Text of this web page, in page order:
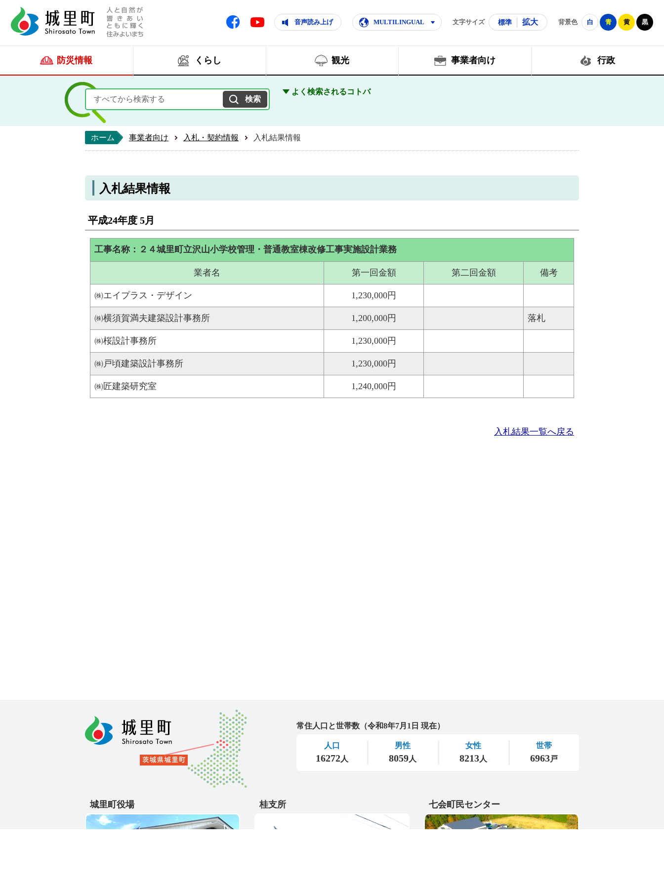
人と自然が響きあいともに輝く住みよいまち
Facebook Youtube 音声読み上げ MULTILINGUAL 文字サイズ 標準 拡大 背景色 白 青 黄 黒
防災情報 くらし 観光 事業者向け 行政
よく検索されるコトバ
ホーム 事業者向け 入札・契約情報 入札結果情報
入札結果情報
平成24年度 5月
工事名称：２４城里町立沢山小学校管理・普通教室棟改修工事実施設計業務
業者名 第一回金額 第二回金額 備考
㈱エイプラス・デザイン 1,230,000円
㈱横須賀満夫建築設計事務所 1,200,000円 落札
㈱桜設計事務所 1,230,000円
㈱戸頃建築設計事務所 1,230,000円
㈱匠建築研究室 1,240,000円
入札結果一覧へ戻る
城里町役場 桂支所 七会町民センター